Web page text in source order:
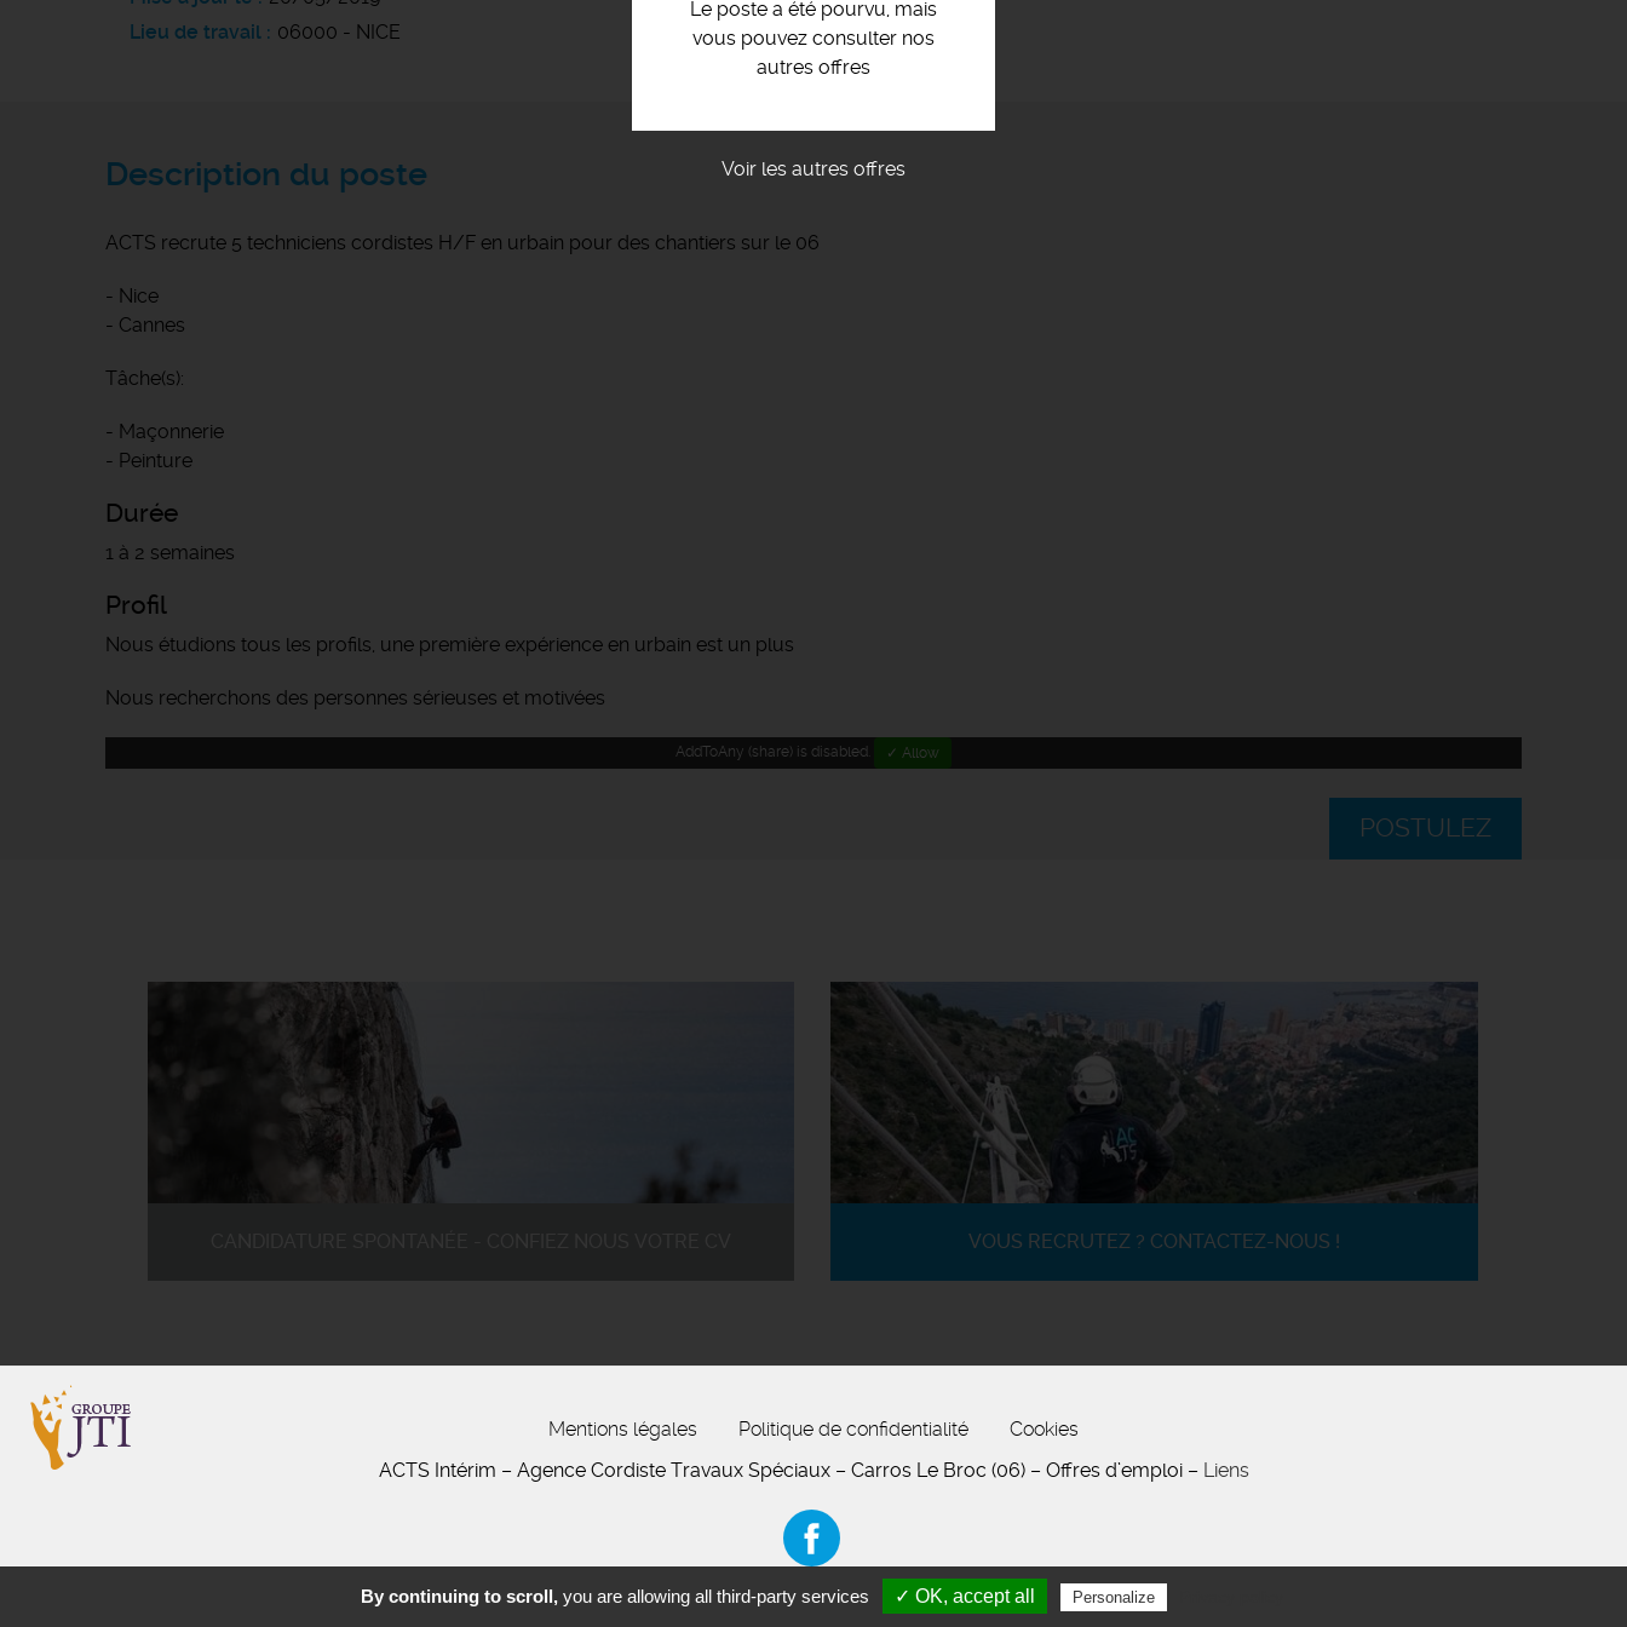
Le poste a été pourvu, mais
vous pouvez consulter nos
autres offres
Voir les autres offres
Lieu de travail
06000 - NICE
Description du poste
ACTS recrute 5 techniciens cordistes H/F en urbain pour des chantiers sur le 06
- Nice
- Cannes
Tâche(s):
- Maçonnerie
- Peinture
Durée
1 à 2 semaines
Profil
Nous étudions tous les profils, une première expérience en urbain est un plus
Nous recherchons des personnes sérieuses et motivées
AddToAny (share) is disabled. ✓ Allow
POSTULEZ
VOUS RECRUTEZ ? CONTACTEZ-NOUS !
Mentions légales Politique de confidentialité
Cookies
ACTS Intérim – Agence Cordiste Travaux Spéciaux – Carros Le Broc (06) – Offres d’emploi – Liens
By continuing to scroll, you are allowing all third-party services ✓ OK, accept all Personalize